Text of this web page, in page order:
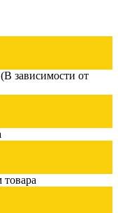
зависимости от